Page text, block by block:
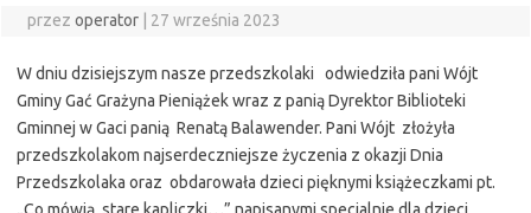
przez operator 27 września 2023
W dniu dzisiejszym nasze przedszkolaki odwiedziła pani Wójt
Gminy Gać Grażyna Pieniążek wraz z panią Dyrektor Biblioteki
Gminnej w Gaci panią Renatą Balawender. Pani Wójt złożyła
przedszkolakom najserdeczniejsze życzenia z okazji Dnia
Przedszkolaka oraz obdarowała dzieci pięknymi książeczkami pt.